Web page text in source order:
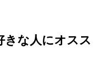
きな人にオスス